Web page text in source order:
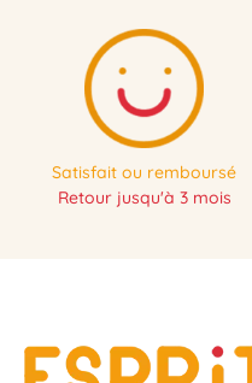
Satisfait ou remboursé
Retour jusqu'à 3 mois